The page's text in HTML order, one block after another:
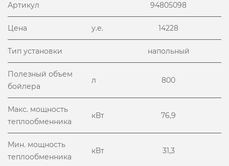
Артикул 94805098
Цена у.е. 14228
Тип установки напольный
Полезный объем
бойлера
л 800
Макс. мощность
теплообменника
кВт 76,9
Мин. мощность
теплообменника
кВт 31,3